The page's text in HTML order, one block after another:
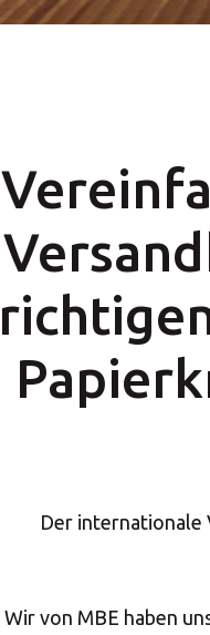
Der internationale
Wir von MBE haben